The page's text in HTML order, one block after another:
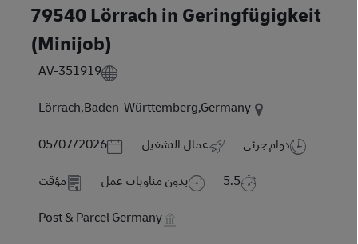
79540 Lörrach in Geringfügigkeit
(Minijob)
AV-351919
Lörrach,Baden-Württemberg,Germany
Posted Date
05/07/2026 عمال التشغيل دوام جزئي
مؤقت بدون مناوبات عمل 5.5
Post & Parcel Germany